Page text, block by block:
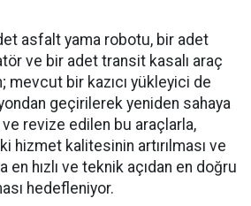
asfalt yama robotu, bir adet
ve bir adet transit kasalı araç
mevcut bir kazıcı yükleyici de
geçirilerek yeniden sahaya
ve revize edilen bu araçlarla,
hizmet kalitesinin artırılması ve
en hızlı ve teknik açıdan en doğru
hedefleniyor.